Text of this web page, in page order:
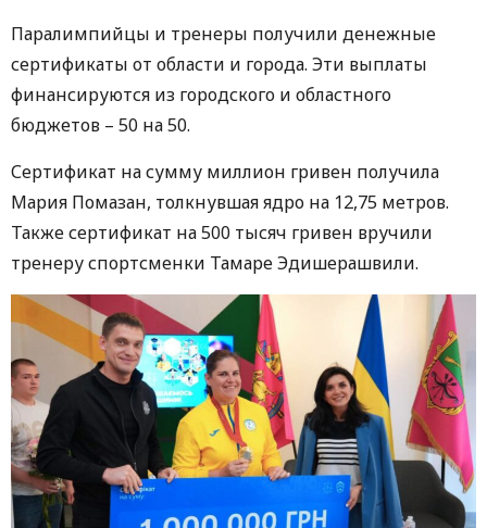
Паралимпийцы и тренеры получили денежные
сертификаты от области и города. Эти выплаты
финансируются из городского и областного
бюджетов – 50 на 50.
Сертификат на сумму миллион гривен получила
Мария Помазан, толкнувшая ядро ​​на 12,75 метров.
Также сертификат на 500 тысяч гривен вручили
тренеру спортсменки Тамаре Эдишерашвили.